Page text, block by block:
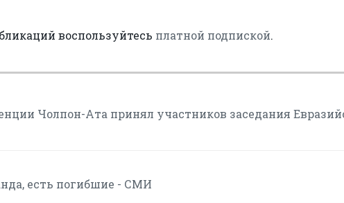
воспользуйтесь платной подпиской.
Чолпон-Ата принял участников заседания
есть погибшие - СМИ